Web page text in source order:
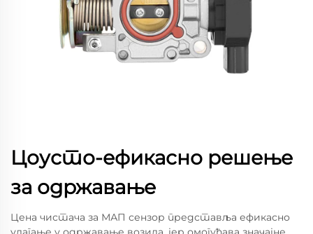
Цоусто-ефикасно решење
за одржавање
Цена чистача за МАП сензор представља ефикасно